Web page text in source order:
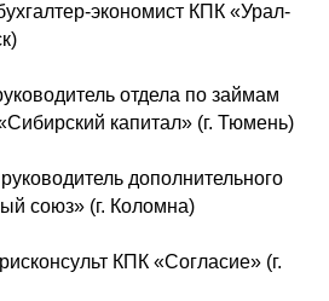
экономист КПК «Урал-
отдела по займам
капитал» (г. Тюмень)
руководитель дополнительного
союз» (г. Коломна)
КПК «Согласие» (г.